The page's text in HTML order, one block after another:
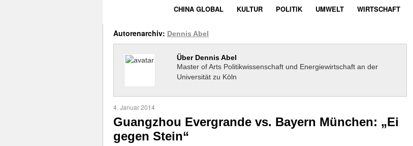
CHINA GLOBAL KULTUR POLITIK UMWELT WIRTSCHAFT
Autorenarchiv: Dennis Abel
Über Dennis Abel
Master of Arts Politikwissenschaft und Energiewirtschaft an der
Universität zu Köln
4. Januar 2014
Guangzhou Evergrande vs. Bayern München: „Ei
gegen Stein“